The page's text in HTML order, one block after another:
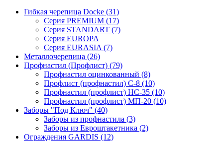
Гибкая черепица Docke (31)
Серия PREMIUM (17)
Серия STANDART (7)
Серия EUROPA
Серия EURASIA (7)
Металлочерепица (26)
Профнастил (Профлист) (79)
Профнастил оцинкованный (8)
Профлист (профнастил) С-8 (10)
Профнастил (профлист) НС-35 (10)
Профнастил (профлист) МП-20 (10)
Заборы "Под Ключ" (40)
Заборы из профнастила (3)
Заборы из Евроштакетника (2)
Ограждения GARDIS (12)